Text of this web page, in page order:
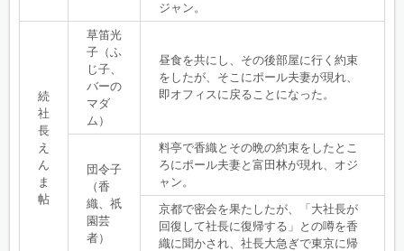
ジャン。
続
社
長
え
ん
ま
帖
草笛光
子（ふ
じ子、
バーの
マダ
ム）
昼食を共にし、その後部屋に行く約束
をしたが、そこにポール夫妻が現れ、
即オフィスに戻ることになった。
団令子
（香
織、祇
園芸
者）
料亭で香織とその晩の約束をしたとこ
ろにポール夫妻と富田林が現れ、オジ
ャン。
京都で密会を果たしたが、「大社長が
回復して社長に復帰する」との噂を香
織に聞かされ、社長大急ぎで東京に帰